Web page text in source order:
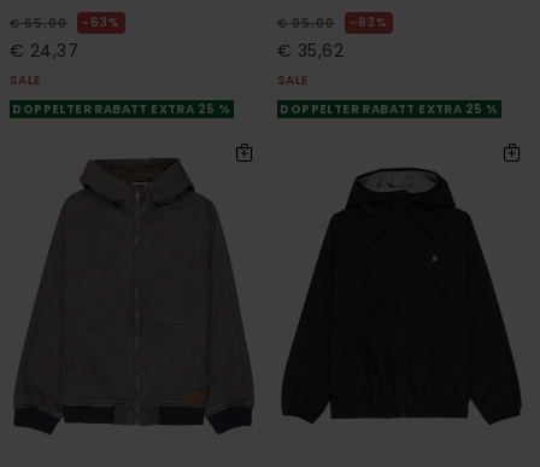
€ 65,00 63%
€ 24,37
SALE
DOPPELTER RABATT EXTRA 25 %
€ 95,00 63%
€ 35,62
SALE
DOPPELTER RABATT EXTRA 25 %